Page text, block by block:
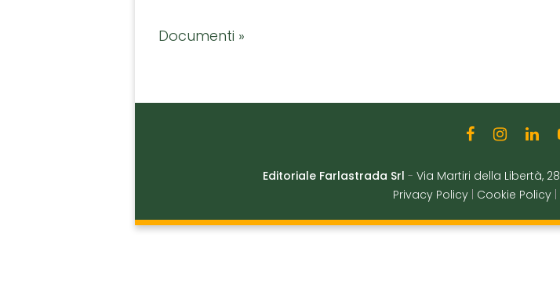
Documenti »
Editoriale Farlastrada Srl - Via Martiri della Libertà, 28
Privacy Policy
Cookie Policy